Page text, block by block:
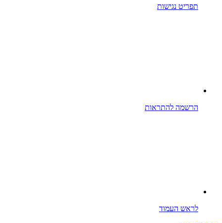
תפריט נגישות
הרשמה להתראות
לראש העמוד